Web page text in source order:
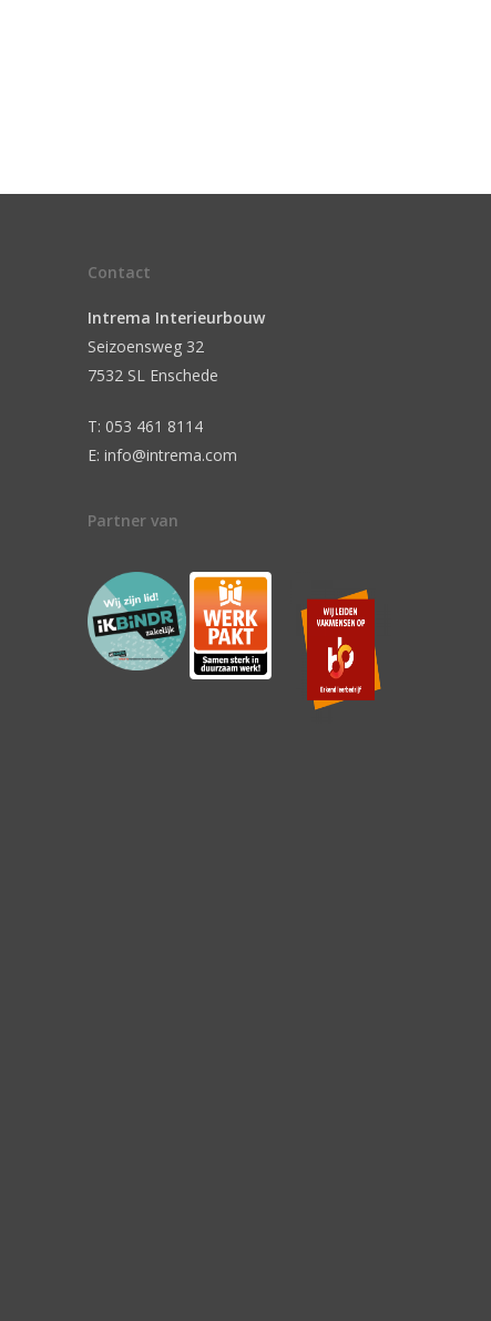
Contact
Intrema Interieurbouw
Seizoensweg 32
7532 SL Enschede
T: 053 461 8114
E: info@intrema.com
Partner van